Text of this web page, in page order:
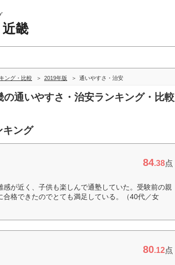
畿
ング・比較 2019年版 通いやすさ・治安
の通いやすさ・治安ランキング・比較
キング
84.38点
が近く、子供も楽しんで通塾していた。受験前の親
格できたのでとても満足している。（40代／女
80.12点